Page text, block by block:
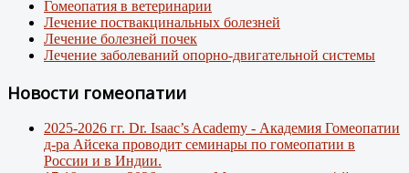
Гомеопатия в ветеринарии
Лечение поствакцинальных болезней
Лечение болезней почек
Лечение заболеваний опорно-двигательной системы
Новости гомеопатии
2025-2026 гг. Dr. Isaac’s Academy - Академия Гомеопатии
д-ра Айсека проводит семинары по гомеопатии в
России и в Индии.